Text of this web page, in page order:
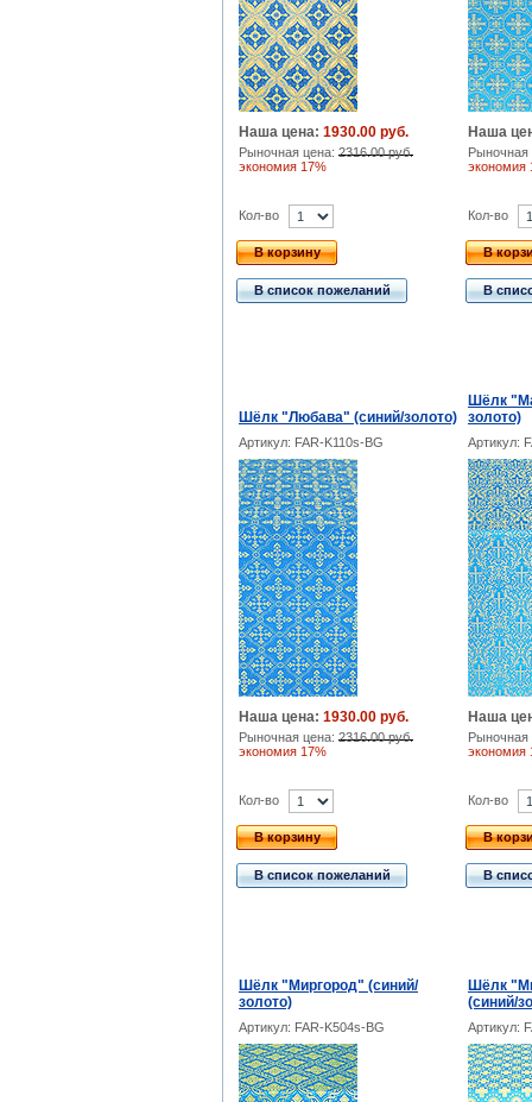
Наша цена: 1930.00 руб.
Рыночная цена: 2316.00 руб.
экономия 17%
Наша
экономия
Кол-во
В корзину
В список пожеланий
Кол-во
В
В
Шёлк "Любава" (синий/золото)
Шёлк
золото)
Артикул: FAR-K110s-BG Артикул:
Наша цена: 1930.00 руб.
Рыночная цена: 2316.00 руб.
экономия 17%
Наша
экономия
Кол-во
В корзину
В список пожеланий
Кол-во
В
В
Шёлк "Миргород" (синий/
золото)
Шёлк
(синий/
Артикул: FAR-K504s-BG Артикул: